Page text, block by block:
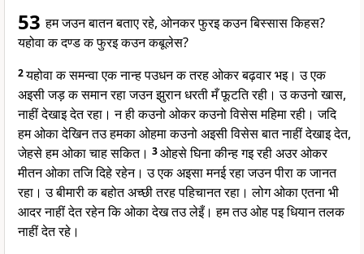
53हम जउन बातन बताए रहे, ओनकर फुरइ कउन बिस्सास किहस?
यहोवा क दण्ड क फुरइ कउन कबूलेस?
2यहोवा क समन्वा एक नान्ह पउधन क तरह ओकर बढ़वार भइ। उ एक
अइसी जड़ क समान रहा जउन झुरान धरती मँ फूटति रही। उ कउनो खास,
नाहीं देखाइ देत रहा। न ही कउनो ओकर कउनो विसेस महिमा रही। जदि
हम ओका देखिन तउ हमका ओहमा कउनो अइसी विसेस बात नाहीं देखाइ देत,
जेहसे हम ओका चाह सकित। 3ओहसे घिना कीन्ह गइ रही अउर ओकर
मीतन ओका तजि दिहे रहेन। उ एक अइसा मनई रहा जउन पीरा क जानत
रहा। उ बीमारी क बहोत अच्छी तरह पहिचानत रहा। लोग ओका एतना भी
आदर नाहीं देत रहेन कि ओका देख तउ लेइँ। हम तउ ओह पइ धियान तलक
नाहीं देत रहे।